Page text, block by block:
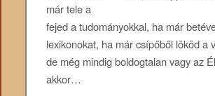
már tele a
fejed a tudományokkal, ha már
lexikonokat, ha már csípőből lököd a
de még mindig boldogtalan vagy az
akkor…